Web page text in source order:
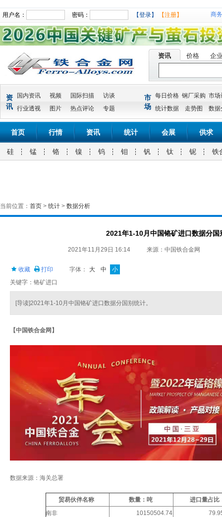
用户名： 密码： 【登录】 【注册】 商
资讯 价格 企
资
讯
国内资讯 视频 国际扫描
访谈
行业透视
图片 热点评论 专题
市
场
每日价格 钢厂采购 市场
统计数据
走势图 数据
首页 行情 资讯 统计 会展 供求
硅 锰 铬 镍 钨 钼 钒 钛 铌 铁
当前位置： 首页 > 统计 > 数据分析
2021年1-10月中国铬矿进口数据分国
2021年11月29日 16:14 来源：中国铁合金网
收藏 打印 字体： 大 中
小
关键字：铬矿进口
[导读]2021年1-10月中国铬矿进口数据分国别统计。
【中国铁合金网】
数据来源：海关总署
贸易伙伴名称 数量：吨 进口量占比
南非
10150504.74